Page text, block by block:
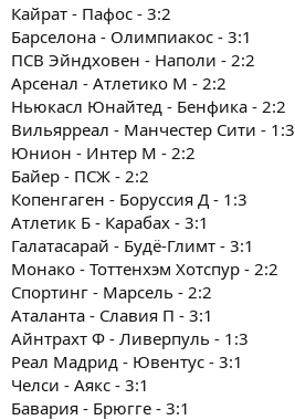
Кайрат - Пафос - 3:2
Барселона - Олимпиакос - 3:1
ПСВ Эйндховен - Наполи - 2:2
Арсенал - Атлетико М - 2:2
Ньюкасл Юнайтед - Бенфика - 2:2
Вильярреал - Манчестер Сити - 1:3
Юнион - Интер М - 2:2
Байер - ПСЖ - 2:2
Копенгаген - Боруссия Д - 1:3
Атлетик Б - Карабах - 3:1
Галатасарай - Будё-Глимт - 3:1
Монако - Тоттенхэм Хотспур - 2:2
Спортинг - Марсель - 2:2
Аталанта - Славия П - 3:1
Айнтрахт Ф - Ливерпуль - 1:3
Реал Мадрид - Ювентус - 3:1
Челси - Аякс - 3:1
Бавария - Брюгге - 3:1